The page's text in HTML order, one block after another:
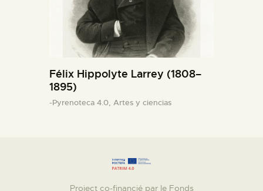
Félix Hippolyte Larrey (1808–
1895)
-Pyrenoteca 4.0, Artes y ciencias
Project co-financié par le Fonds